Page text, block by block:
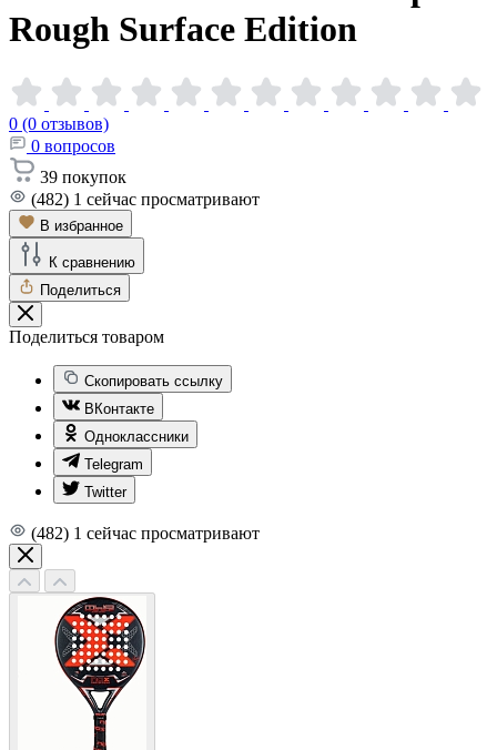
Rough Surface Edition
0 (0 отзывов)
0 вопросов
39 покупок
(482) 1 сейчас просматривают
В избранное
К сравнению
Поделиться
Поделиться товаром
Скопировать ссылку
ВКонтакте
Одноклассники
Telegram
Twitter
(482) 1 сейчас просматривают